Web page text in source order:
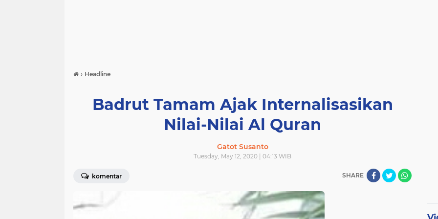
› Headline
Badrut Tamam Ajak Internalisasikan
Nilai-Nilai Al Quran
Gatot Susanto
Tuesday, May 12, 2020 | 04:13 WIB
komentar SHARE